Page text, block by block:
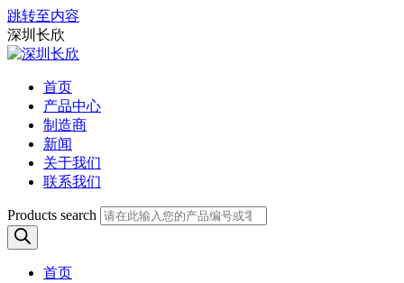
跳转至内容
深圳长欣
首页
产品中心
制造商
新闻
关于我们
联系我们
Products search
首页